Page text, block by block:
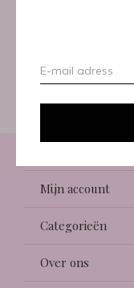
Mijn account
Categorieën
Over ons